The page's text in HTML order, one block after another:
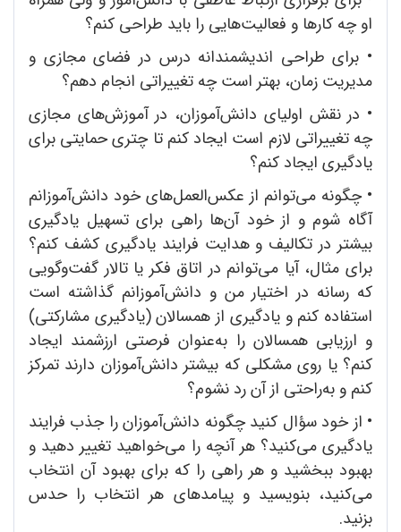
او چه کارها و فعالیت‌هایی را باید طراحی کنم؟
• برای طراحی اندیشمندانه درس در فضای مجازی و
مدیریت زمان، بهتر است چه تغییراتی انجام دهم؟
• در نقش اولیای دانش‌آموزان، در آموزش‌های مجازی
چه تغییراتی لازم است ایجاد کنم تا چتری حمایتی برای
یادگیری ایجاد کنم؟
• چگونه می‌توانم از عکس‌العمل‌های خود دانش‌آموزانم
آگاه شوم و از خود آن‌ها راهی برای تسهیل یادگیری
بیشتر در تکالیف و هدایت فرایند یادگیری کشف کنم؟
برای مثال، آیا می‌توانم در اتاق فکر یا تالار گفت‌وگویی
که رسانه در اختیار من و دانش‌آموزانم گذاشته است
استفاده کنم و یادگیری از همسالان (یادگیری مشارکتی)
و ارزیابی همسالان را به‌عنوان فرصتی ارزشمند ایجاد
کنم؟ یا روی مشکلی که بیشتر دانش‌آموزان دارند تمرکز
کنم و به‌راحتی از آن رد نشوم؟
• از خود سؤال کنید چگونه دانش‌آموزان را جذب فرایند
یادگیری می‌کنید؟ هر آنچه را می‌خواهید تغییر دهید و
بهبود ببخشید و هر راهی را که برای بهبود آن انتخاب
می‌کنید، بنویسید و پیامدهای هر انتخاب را حدس
بزنید.